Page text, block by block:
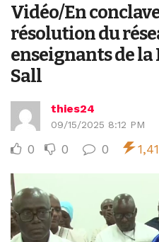
Vidéo/En
résolution du
enseignants de la
Sall
thies24
09/15/2025 8:12 PM
0 0 0